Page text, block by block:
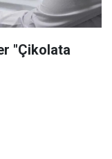
"Çikolata